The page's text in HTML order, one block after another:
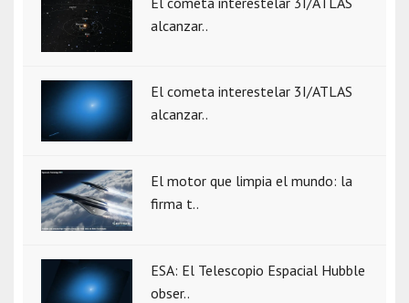
alcanzar..
El cometa interestelar 3I/ATLAS
alcanzar..
El motor que limpia el mundo: la
firma t..
ESA: El Telescopio Espacial Hubble
obser..